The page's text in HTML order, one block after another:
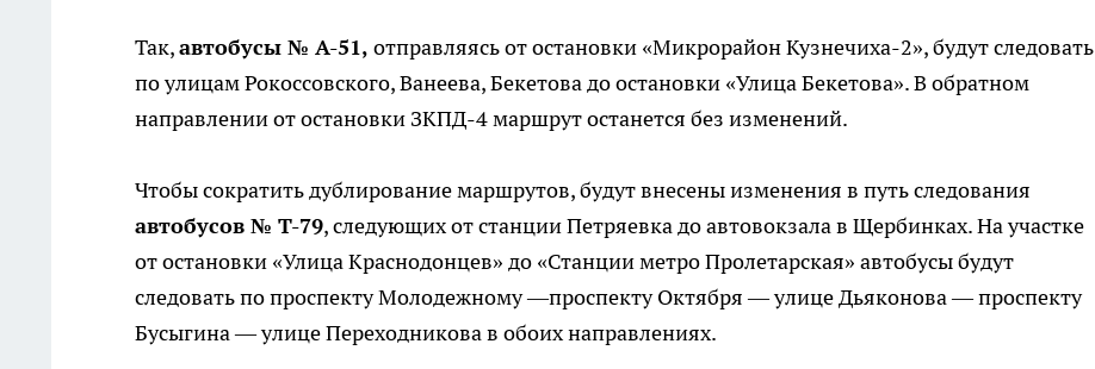
Так,автобусы № А-51, отправляясь от остановки «Микрорайон Кузнечиха-2», будут следовать
по улицам Рокоссовского, Ванеева, Бекетова до остановки «Улица Бекетова». В обратном
направлении от остановки ЗКПД-4 маршрут останется без изменений.
Чтобы сократить дублирование маршрутов, будут внесены изменения в путь следования
автобусов № Т-79, следующих от станции Петряевка до автовокзала в Щербинках. На участке
от остановки «Улица Краснодонцев» до «Станции метро Пролетарская» автобусы будут
следовать по проспекту Молодежному —проспекту Октября — улице Дьяконова — проспекту
Бусыгина — улице Переходникова в обоих направлениях.